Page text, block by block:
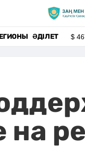
ӘДІЛЕТ $
на